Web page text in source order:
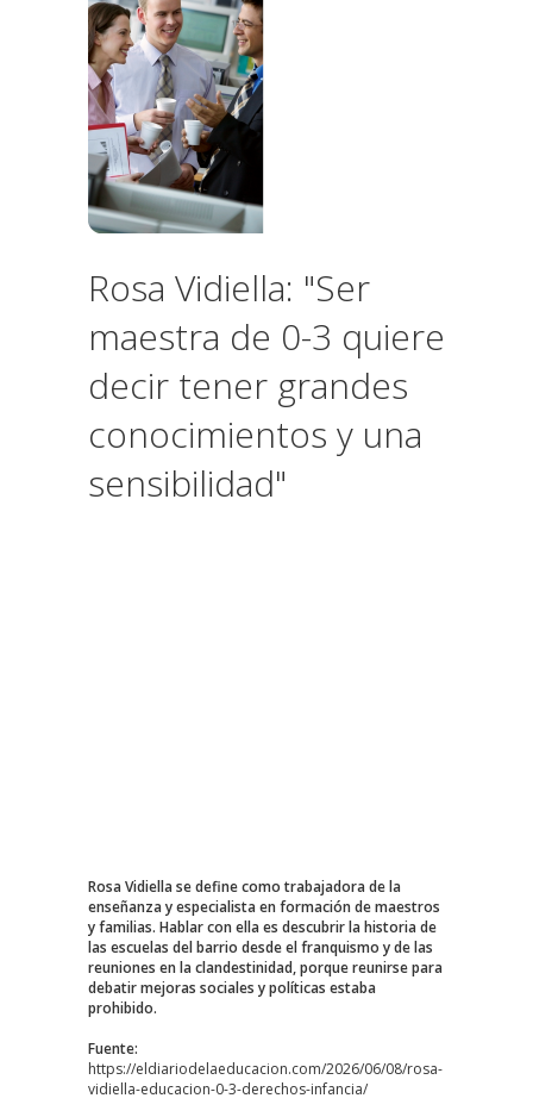
Rosa Vidiella: "Ser
maestra de 0-3 quiere
decir tener grandes
conocimientos y una
sensibilidad"
Rosa Vidiella se define como trabajadora de la
enseñanza y especialista en formación de maestros
y familias. Hablar con ella es descubrir la historia de
las escuelas del barrio desde el franquismo y de las
reuniones en la clandestinidad, porque reunirse para
debatir mejoras sociales y políticas estaba
prohibido.
Fuente:
https://eldiariodelaeducacion.com/2026/06/08/rosa-
vidiella-educacion-0-3-derechos-infancia/